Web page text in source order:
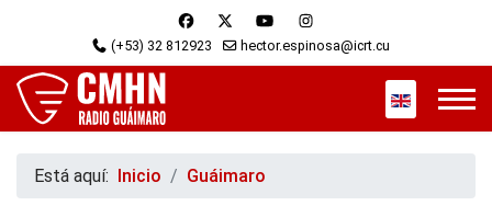
(+53) 32 812923 hector.espinosa@icrt.cu
Seleccione
Está aquí: Inicio Guáimaro